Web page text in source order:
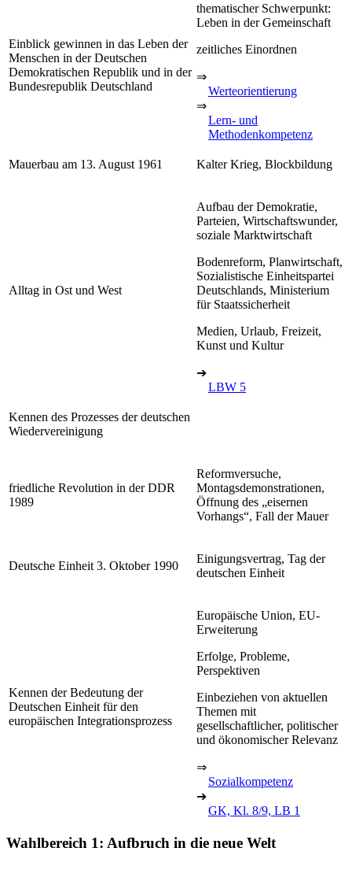
Einblick gewinnen in das Leben der
Menschen in der Deutschen
Demokratischen Republik und in der
Bundesrepublik Deutschland
thematischer Schwerpunkt:
Leben in der Gemeinschaft
zeitliches Einordnen
⇒
Werteorientierung
⇒
Lern- und
Methodenkompetenz
Mauerbau am 13. August 1961 Kalter Krieg, Blockbildung
Alltag in Ost und West
Aufbau der Demokratie,
Parteien, Wirtschaftswunder,
soziale Marktwirtschaft
Bodenreform, Planwirtschaft,
Sozialistische Einheitspartei
Deutschlands, Ministerium
für Staatssicherheit
Medien, Urlaub, Freizeit,
Kunst und Kultur
➔
LBW 5
Kennen des Prozesses der deutschen
Wiedervereinigung
friedliche Revolution in der DDR
1989
Reformversuche,
Montagsdemonstrationen,
Öffnung des „eisernen
Vorhangs“, Fall der Mauer
Deutsche Einheit 3. Oktober 1990
Einigungsvertrag, Tag der
deutschen Einheit
Kennen der Bedeutung der
Deutschen Einheit für den
europäischen Integrationsprozess
Europäische Union, EU-
Erweiterung
Erfolge, Probleme,
Perspektiven
Einbeziehen von aktuellen
Themen mit
gesellschaftlicher, politischer
und ökonomischer Relevanz
⇒
Sozialkompetenz
➔
GK, Kl. 8/9, LB 1
Wahlbereich 1: Aufbruch in die neue Welt